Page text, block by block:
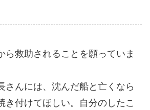
ら救助されることを願っていま
さんには、沈んだ船と亡くなら
き付けてほしい。自分のしたこ